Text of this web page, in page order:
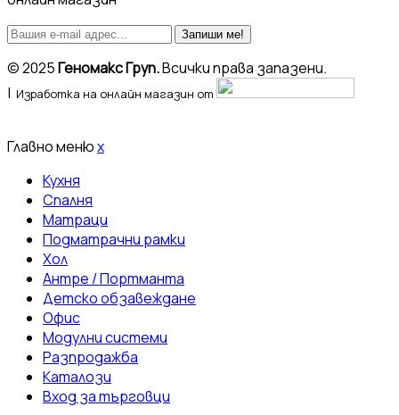
Запиши ме!
© 2025Геномакс Груп.Всички права запазени.
| Изработка на онлайн магазин от
Главно менюx
Кухня
Спалня
Матраци
Подматрачни рамки
Хол
Антре / Портманта
Детско обзавеждане
Офис
Модулни системи
Разпродажба
Каталози
Вход за търговци